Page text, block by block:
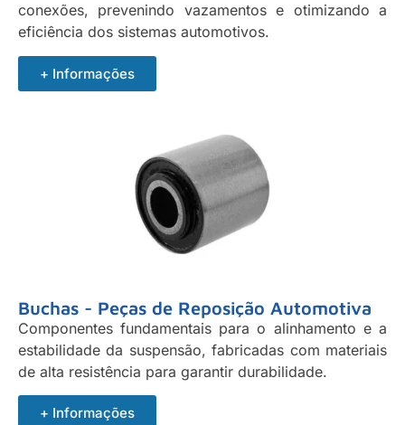
conexões, prevenindo vazamentos e otimizando a
eficiência dos sistemas automotivos.
+ Informações
Buchas - Peças de Reposição Automotiva
Componentes fundamentais para o alinhamento e a
estabilidade da suspensão, fabricadas com materiais
de alta resistência para garantir durabilidade.
+ Informações